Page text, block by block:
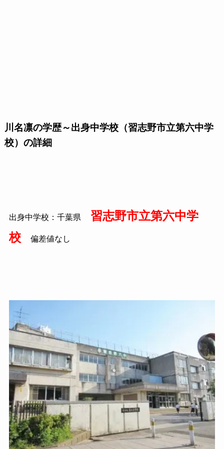
川名凛の学歴～出身中学校（習志野市立第六中学
校）の詳細
出身中学校：千葉県
習志野市立第六中学
校
偏差値なし